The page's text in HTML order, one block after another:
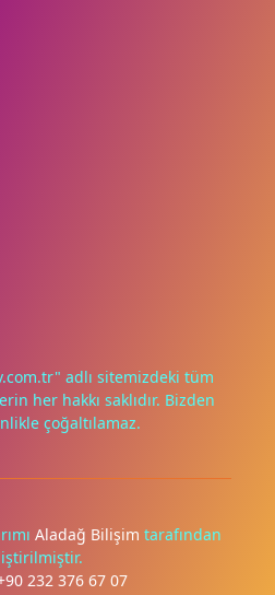
geliştirmek için çerezler
adlı sitemizdeki tüm
her hakkı saklıdır. Bizden
çoğaltılamaz.
Aladağ Bilişim tarafından
232 376 67 07